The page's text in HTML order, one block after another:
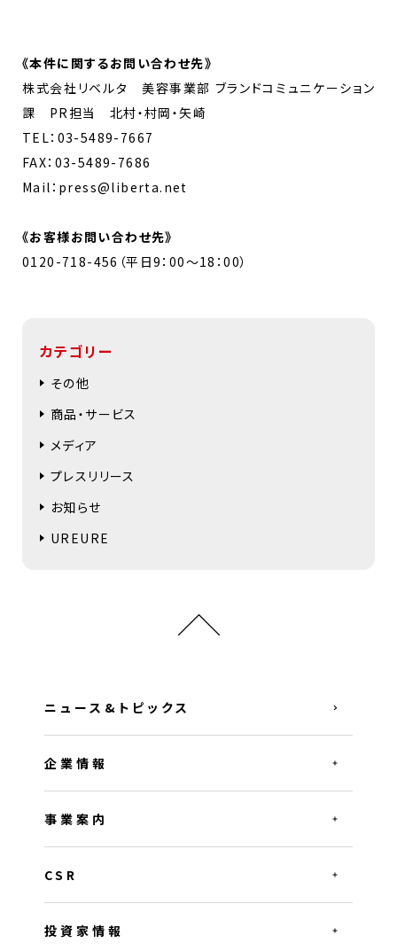
《本件に関するお問い合わせ先》
株式会社リベルタ 美容事業部 ブランドコミュニケーション
課 PR担当 北村・村岡・矢崎
TEL：03-5489-7667
FAX：03-5489-7686
Mail：press@liberta.net
《お客様お問い合わせ先》
0120-718-456（平日9：00～18：00）
カテゴリー
その他
商品・サービス
メディア
プレスリリース
お知らせ
UREURE
ニュース&トピックス
企業情報
事業案内
CSR
投資家情報